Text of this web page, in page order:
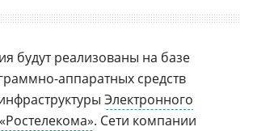
будут реализованы на базе
аппаратных средств
Электронного
. Сети компании